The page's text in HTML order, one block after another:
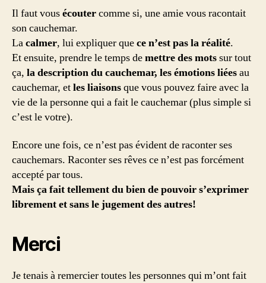
Il faut vousécoutercomme si, une amie vous racontait
son cauchemar.
Lacalmer, lui expliquer quece n’est pas la réalité.
Et ensuite, prendre le temps demettre des motssur tout
ça, la description du cauchemar, les émotions liéesau
cauchemar, etles liaisonsque vous pouvez faire avec la
vie de la personne qui a fait le cauchemar (plus simple si
c’est le votre).
Encore une fois, ce n’est pas évident de raconter ses
cauchemars. Raconter ses rêves ce n’est pas forcément
accepté par tous.
Mais ça fait tellement du bien de pouvoir s’exprimer
librement et sans le jugement des autres!
Merci
Je tenais à remercier toutes les personnes qui m’ont fait